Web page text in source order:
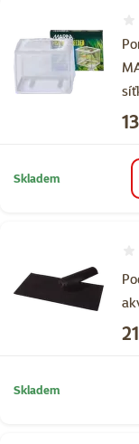
Skladem
Skladem